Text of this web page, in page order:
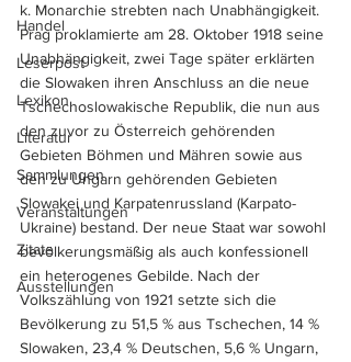
Handel
Leserpost
Lexikon
Literatur
Sammlungen
Veranstaltungen
Zitate
Ausstellungen
k. Monarchie strebten nach Unabhängigkeit.
Prag proklamierte am 28. Oktober 1918 seine
Unabhängigkeit, zwei Tage später erklärten
die Slowaken ihren Anschluss an die neue
Tschechoslowakische Republik, die nun aus
den zuvor zu Österreich gehörenden
Gebieten Böhmen und Mähren sowie aus
den zu Ungarn gehörenden Gebieten
Slowakei und Karpatenrussland (Karpato-
Ukraine) bestand. Der neue Staat war sowohl
bevölkerungsmäßig als auch konfessionell
ein heterogenes Gebilde. Nach der
Volkszählung von 1921 setzte sich die
Bevölkerung zu 51,5 % aus Tschechen, 14 %
Slowaken, 23,4 % Deutschen, 5,6 % Ungarn,